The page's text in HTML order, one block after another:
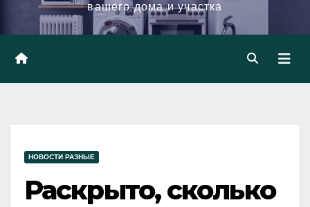
вашего дома и участка
НОВОСТИ РАЗНЫЕ
Раскрыто, сколько